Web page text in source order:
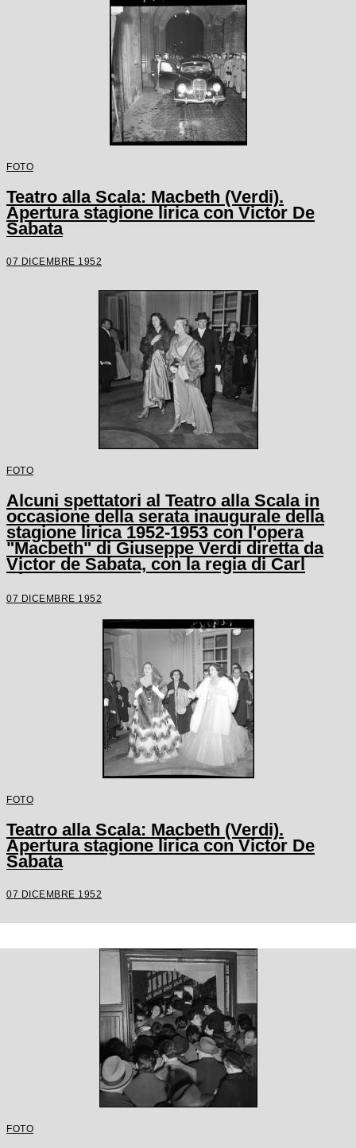
FOTO
Teatro alla Scala: Macbeth (Verdi).
Apertura stagione lirica con Victor De
Sabata
07 DICEMBRE 1952
FOTO
Alcuni spettatori al Teatro alla Scala in
occasione della serata inaugurale della
stagione lirica 1952-1953 con l'opera
"Macbeth" di Giuseppe Verdi diretta da
Victor de Sabata, con la regia di Carl
Ebert
07 DICEMBRE 1952
FOTO
Teatro alla Scala: Macbeth (Verdi).
Apertura stagione lirica con Victor De
Sabata
07 DICEMBRE 1952
FOTO